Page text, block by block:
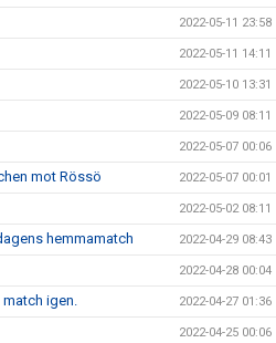
2022-05-11 23:58
2022-05-11 14:11
2022-05-10 13:31
2022-05-09 08:11
2022-05-07 00:06
mot Rössö 2022-05-07 00:01
2022-05-02 08:11
hemmamatch 2022-04-29 08:43
2022-04-28 00:04
igen. 2022-04-27 01:36
2022-04-25 00:06